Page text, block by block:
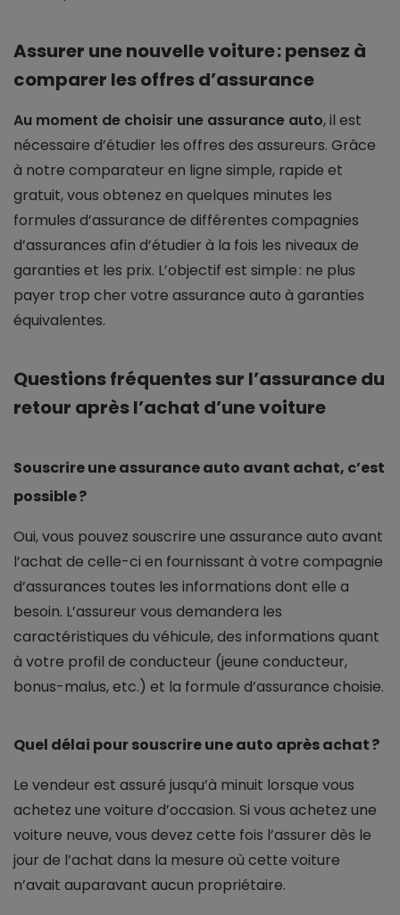
Assurer une nouvelle voiture : pensez à
comparer les offres d’assurance
Au moment de choisir une assurance auto, il est
nécessaire d’étudier les offres des assureurs. Grâce
à notre comparateur en ligne simple, rapide et
gratuit, vous obtenez en quelques minutes les
formules d’assurance de différentes compagnies
d’assurances afin d’étudier à la fois les niveaux de
garanties et les prix. L’objectif est simple : ne plus
payer trop cher votre assurance auto à garanties
équivalentes.
Questions fréquentes sur l’assurance du
retour après l’achat d’une voiture
Souscrire une assurance auto avant achat, c’est
possible ?
Oui, vous pouvez souscrire une assurance auto avant
l’achat de celle-ci en fournissant à votre compagnie
d’assurances toutes les informations dont elle a
besoin. L’assureur vous demandera les
caractéristiques du véhicule, des informations quant
à votre profil de conducteur (jeune conducteur,
bonus-malus, etc.) et la formule d’assurance choisie.
Quel délai pour souscrire une auto après achat ?
Le vendeur est assuré jusqu’à minuit lorsque vous
achetez une voiture d’occasion. Si vous achetez une
voiture neuve, vous devez cette fois l’assurer dès le
jour de l’achat dans la mesure où cette voiture
n’avait auparavant aucun propriétaire.